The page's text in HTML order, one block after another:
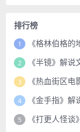
排行榜
1 《格林伯格
2 《半镜》解说
3 《热血街区
4 《金手指》解
5 《打更人怪谈